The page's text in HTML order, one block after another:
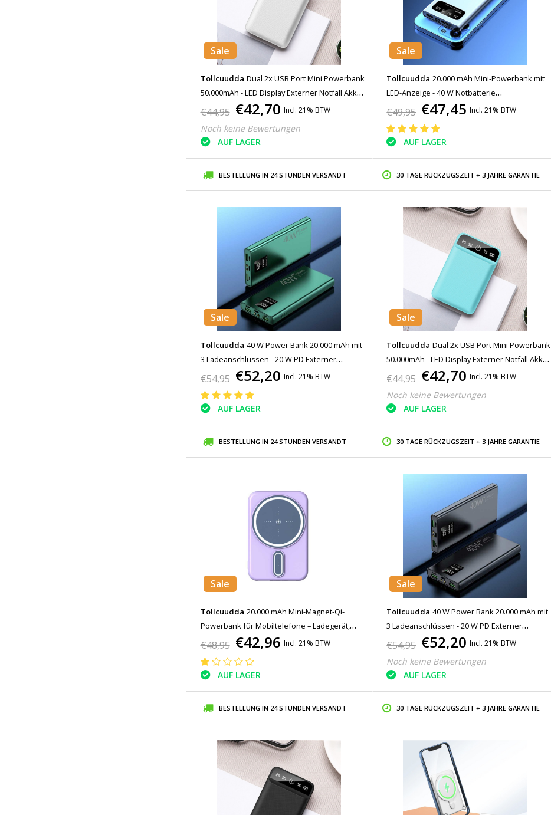
Sale
Tollcuudda Dual 2x USB Port Mini Powerbank
50.000mAh - LED Display Externer Notfall Akku
Ladegerät Ladegerät Weiß
€44,95 €42,70 Incl. 21% BTW
Noch keine Bewertungen
AUF LAGER
Sale
Tollcuudda 20.000 mAh Mini-Powerbank mit
LED-Anzeige - 40 W Notbatterie
Batterieladegerät Weiß
€49,95 €47,45 Incl. 21% BTW
AUF LAGER
BESTELLUNG IN 24 STUNDEN VERSANDT 30 TAGE RÜCKZUGSZEIT + 3 JAHRE GARANTIE
Sale
Tollcuudda 40 W Power Bank 20.000 mAh mit
3 Ladeanschlüssen - 20 W PD Externer
Notfallakku LED-Anzeige Ladegerät Ladegerät
€54,95 €52,20 Incl. 21% BTW
AUF LAGER
Sale
Tollcuudda Dual 2x USB Port Mini Powerbank
50.000mAh - LED Display Externer Notfall Akku
Ladegerät Ladegerät Blau
€44,95 €42,70 Incl. 21% BTW
Noch keine Bewertungen
AUF LAGER
BESTELLUNG IN 24 STUNDEN VERSANDT 30 TAGE RÜCKZUGSZEIT + 3 JAHRE GARANTIE
Sale
Tollcuudda 20.000 mAh Mini-Magnet-Qi-
Powerbank für Mobiltelefone – Ladegerät,
kabelloser Akku, Lila
€48,95 €42,96 Incl. 21% BTW
AUF LAGER
Sale
Tollcuudda 40 W Power Bank 20.000 mAh mit
3 Ladeanschlüssen - 20 W PD Externer
Notfallakku LED-Anzeige Ladegerät Ladegerät
€54,95 €52,20 Incl. 21% BTW
Noch keine Bewertungen
AUF LAGER
BESTELLUNG IN 24 STUNDEN VERSANDT 30 TAGE RÜCKZUGSZEIT + 3 JAHRE GARANTIE